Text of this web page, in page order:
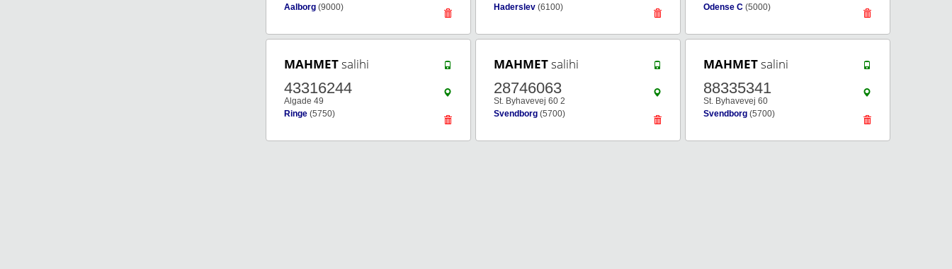
Aalborg (9000)
Haderslev (6100)
Odense C (5000)
MAHMETsalihi
43316244
Algade 49
Ringe (5750)
MAHMETsalihi
28746063
St. Byhavevej 60 2
Svendborg (5700)
MAHMETsalini
88335341
St. Byhavevej 60
Svendborg (5700)